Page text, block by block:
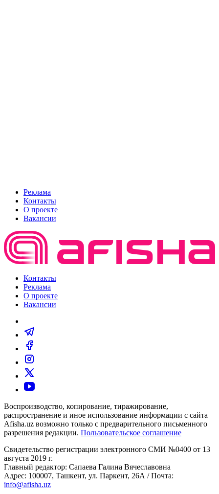
Реклама
Контакты
О проекте
Вакансии
Контакты
Реклама
О проекте
Вакансии
Воспроизводство, копирование, тиражирование,
распространение и иное использование информации с сайта
Afisha.uz возможно только с предварительного письменного
разрешения редакции. Пользовательское соглашение
Свидетельство регистрации электронного СМИ №0400 от 13
августа 2019 г.
Главный редактор: Сапаева Галина Вячеславовна
Адрес: 100007, Ташкент, ул. Паркент, 26А / Почта:
info@afisha.uz